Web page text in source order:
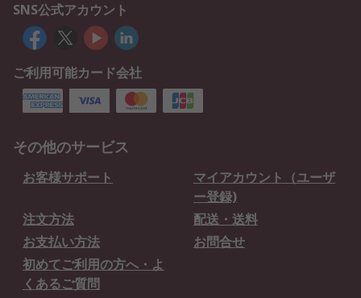
SNS公式アカウント
ご利用可能カード会社
その他のサービス
お客様サポート
マイアカウント（ユーザ
ー登録)
注文方法
配送・送料
お支払い方法
お問合せ
初めてご利用の方へ・よ
くあるご質問